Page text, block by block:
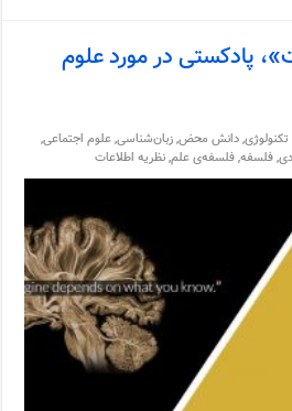
پادکستی در مورد علوم
تکنولوژی,دانش محض,زبان‌شناسی,علوم اجتماعی,
,فلسفه,فلسفه‌ی علم,نظریه اطلاعات